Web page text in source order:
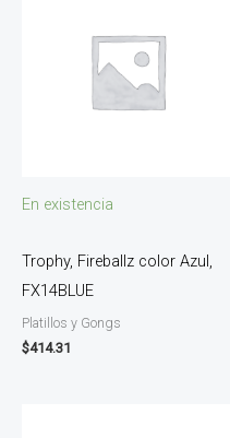
En existencia
Trophy, Fireballz color Azul,
FX14BLUE
Platillos y Gongs
$414.31